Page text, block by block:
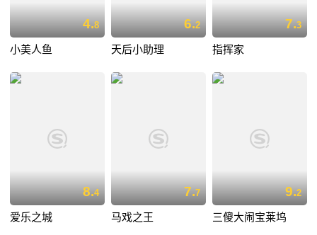
4.8
小美人鱼
6.2
天后小助理
7.3
指挥家
8.4
爱乐之城
7.7
马戏之王
9.2
三傻大闹宝莱坞